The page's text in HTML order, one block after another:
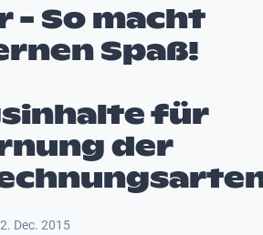
- So macht
Spaß!
für
der
Dec. 2015